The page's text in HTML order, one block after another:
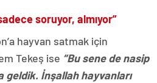
soruyor, almıyor”
hayvan satmak için
Tekeş ise “Bu sene de nasip
geldik. İnşallah hayvanları